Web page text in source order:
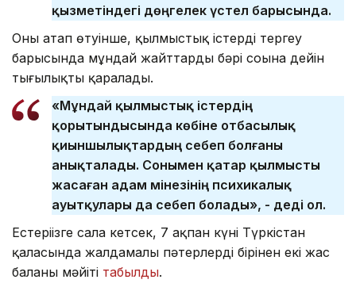
қызметіндегі дөңгелек үстел барысында.
Оның атап өтуінше, қылмыстық істерді тергеу
барысында мұндай жайттардың бәрі соңына дейін
тыңғылықты қаралады.
«Мұндай қылмыстық істердің
қорытындысында көбіне отбасылық
қиыншылықтардың себеп болғаны
анықталады. Сонымен қатар қылмысты
жасаған адам мінезінің психикалық
ауытқулары да себеп болады», - деді ол.
Естеріңізге сала кетсек, 7 ақпан күні Түркістан
қаласында жалдамалы пәтерлердің бірінен екі жас
баланың мәйіті табылды.